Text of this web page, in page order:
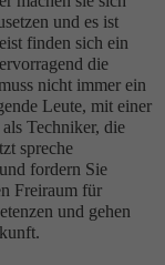
und es ist
finden sich ein
die
nicht immer ein
Leute, mit einer
Techniker, die
spreche
fordern Sie
Freiraum für
und gehen